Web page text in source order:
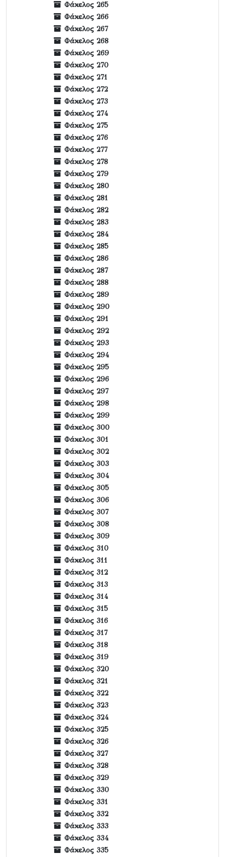
Φάκελος 265
Φάκελος 266
Φάκελος 267
Φάκελος 268
Φάκελος 269
Φάκελος 270
Φάκελος 271
Φάκελος 272
Φάκελος 273
Φάκελος 274
Φάκελος 275
Φάκελος 276
Φάκελος 277
Φάκελος 278
Φάκελος 279
Φάκελος 280
Φάκελος 281
Φάκελος 282
Φάκελος 283
Φάκελος 284
Φάκελος 285
Φάκελος 286
Φάκελος 287
Φάκελος 288
Φάκελος 289
Φάκελος 290
Φάκελος 291
Φάκελος 292
Φάκελος 293
Φάκελος 294
Φάκελος 295
Φάκελος 296
Φάκελος 297
Φάκελος 298
Φάκελος 299
Φάκελος 300
Φάκελος 301
Φάκελος 302
Φάκελος 303
Φάκελος 304
Φάκελος 305
Φάκελος 306
Φάκελος 307
Φάκελος 308
Φάκελος 309
Φάκελος 310
Φάκελος 311
Φάκελος 312
Φάκελος 313
Φάκελος 314
Φάκελος 315
Φάκελος 316
Φάκελος 317
Φάκελος 318
Φάκελος 319
Φάκελος 320
Φάκελος 321
Φάκελος 322
Φάκελος 323
Φάκελος 324
Φάκελος 325
Φάκελος 326
Φάκελος 327
Φάκελος 328
Φάκελος 329
Φάκελος 330
Φάκελος 331
Φάκελος 332
Φάκελος 333
Φάκελος 334
Φάκελος 335